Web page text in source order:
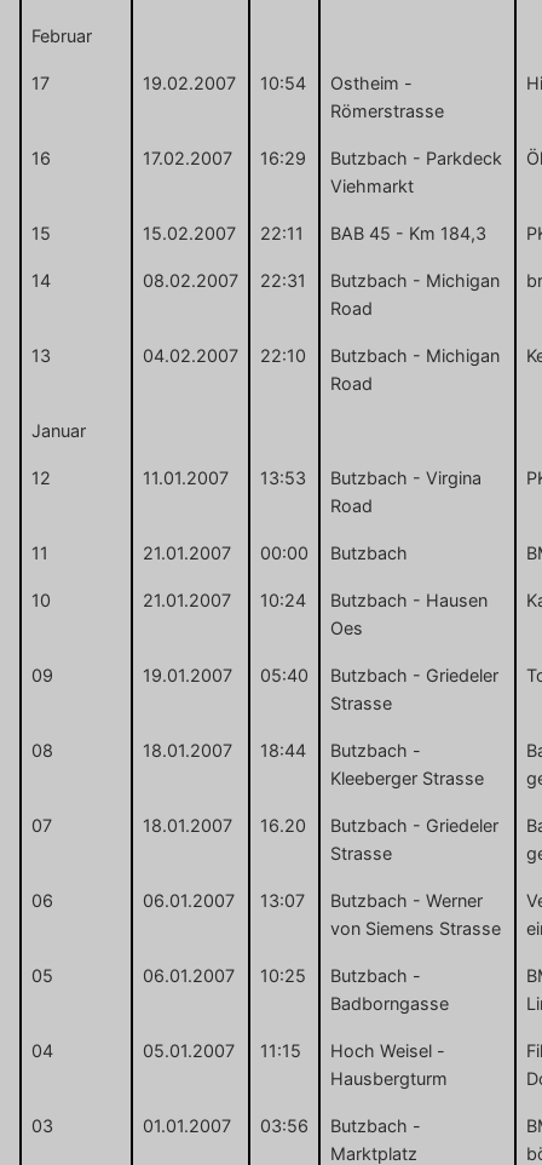
Februar
17 19.02.2007 10:54
Ostheim -
Römerstrasse
16 17.02.2007 16:29
Butzbach - Parkdeck
Viehmarkt
15 15.02.2007 22:11 BAB 45 - Km 184,3
14 08.02.2007 22:31
Butzbach - Michigan
Road
13 04.02.2007 22:10
Butzbach - Michigan
Road
Januar
12 11.01.2007 13:53
Butzbach - Virgina
Road
11 21.01.2007 00:00 Butzbach
10 21.01.2007 10:24
Butzbach - Hausen
Oes
09 19.01.2007 05:40
Butzbach - Griedeler
Strasse
08 18.01.2007 18:44
Butzbach -
Kleeberger Strasse
07 18.01.2007 16.20
Butzbach - Griedeler
Strasse
06 06.01.2007 13:07
Butzbach - Werner
von Siemens Strasse
05 06.01.2007 10:25
Butzbach -
Badborngasse
04 05.01.2007 11:15
Hoch Weisel -
Hausbergturm
03 01.01.2007 03:56
Butzbach -
Marktplatz